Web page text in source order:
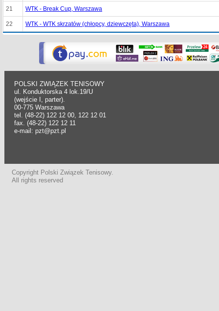
21 WTK - Break Cup, Warszawa
22 WTK - WTK skrzatów (chłopcy, dziewczęta), Warszawa
POLSKI ZWIĄZEK TENISOWY
ul. Konduktorska 4 lok.19/U
(wejście I, parter).
00-775 Warszawa
tel. (48-22) 122 12 00, 122 12 01
fax. (48-22) 122 12 11
e-mail: pzt@pzt.pl
Copyright Polski Związek Tenisowy.
All rights reserved